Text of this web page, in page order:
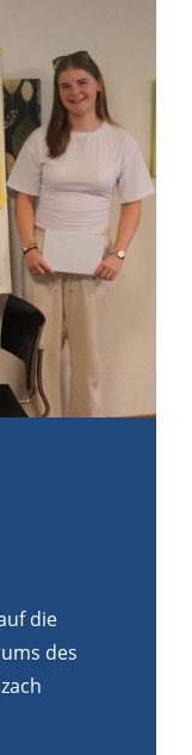
die
des